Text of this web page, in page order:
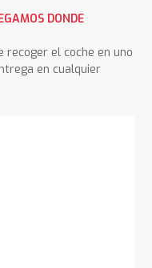
DONDE
el coche en uno
en cualquier